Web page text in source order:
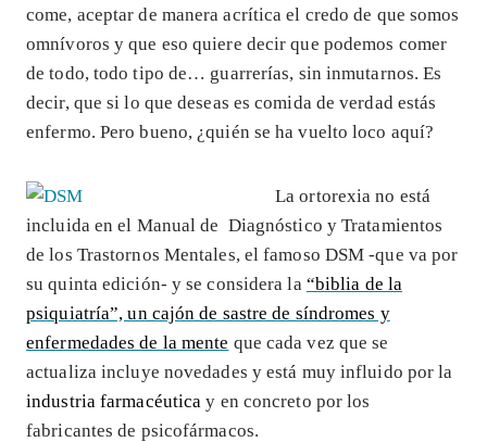
come, aceptar de manera acrítica el credo de que somos
omnívoros y que eso quiere decir que podemos comer
de todo, todo tipo de… guarrerías, sin inmutarnos. Es
decir, que si lo que deseas es comida de verdad estás
enfermo. Pero bueno, ¿quién se ha vuelto loco aquí?
La ortorexia no está
incluida en el Manual de Diagnóstico y Tratamientos
de los Trastornos Mentales, el famoso DSM -que va por
su quinta edición- y se considera la “biblia de la
psiquiatría”, un cajón de sastre de síndromes y
enfermedades de la mente que cada vez que se
actualiza incluye novedades y está muy influido por la
industria farmacéutica y en concreto por los
fabricantes de psicofármacos.